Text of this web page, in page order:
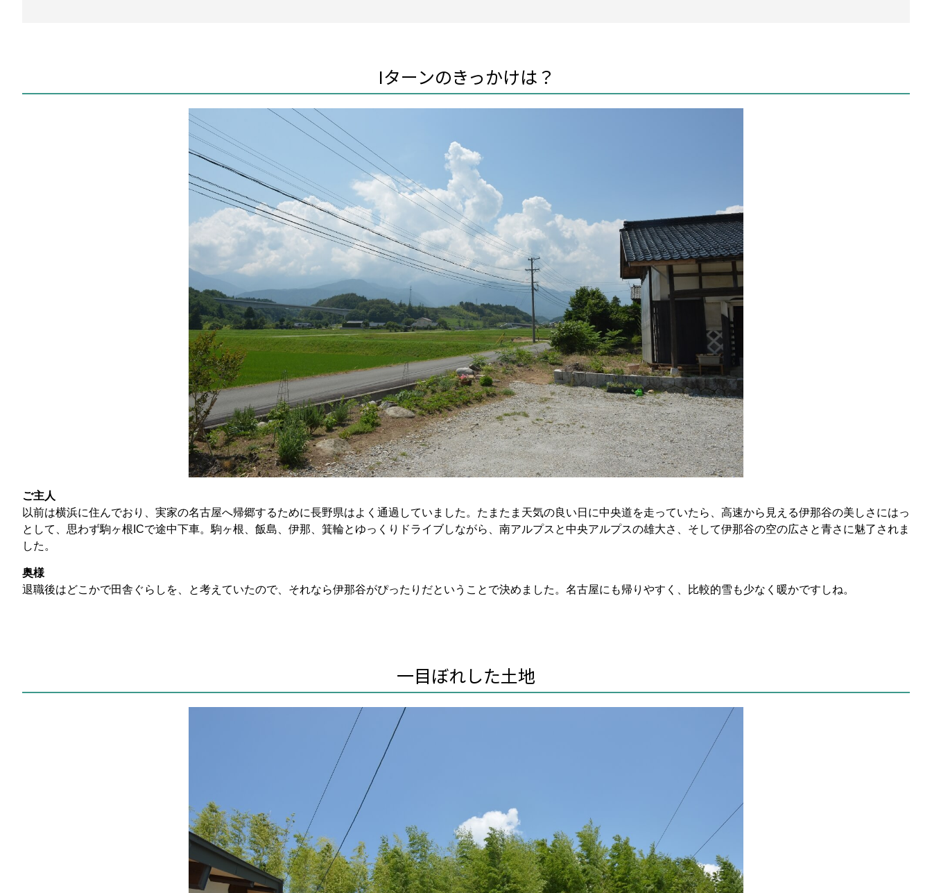
Iターンのきっかけは？
ご主人
以前は横浜に住んでおり、実家の名古屋へ帰郷するために長野県はよく通過していました。たまたま天気の良い日に中央道を走っていたら、高速から見える伊那谷の美しさにはっ
として、思わず駒ヶ根ICで途中下車。駒ヶ根、飯島、伊那、箕輪とゆっくりドライブしながら、南アルプスと中央アルプスの雄大さ、そして伊那谷の空の広さと青さに魅了されま
した。
奥様
退職後はどこかで田舎ぐらしを、と考えていたので、それなら伊那谷がぴったりだということで決めました。名古屋にも帰りやすく、比較的雪も少なく暖かですしね。
一目ぼれした土地